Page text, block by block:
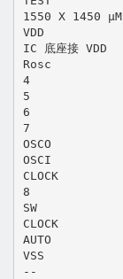
1550 X 1450 μM
VDD
IC 底座接 VDD
Rosc
4
5
6
7
OSCO
OSCI
CLOCK
8
SW
CLOCK
AUTO
VSS
--